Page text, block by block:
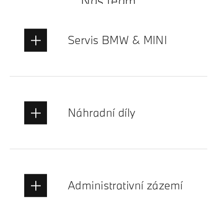
Servis BMW & MINI
Náhradní díly
Administrativní zázemí